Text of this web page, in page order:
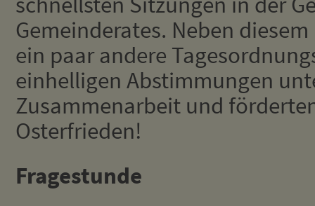
Gemeinderates. Neben
ein paar andere
einhelligen Abstimmungen
Zusammenarbeit und
Osterfrieden!
Fragestunde